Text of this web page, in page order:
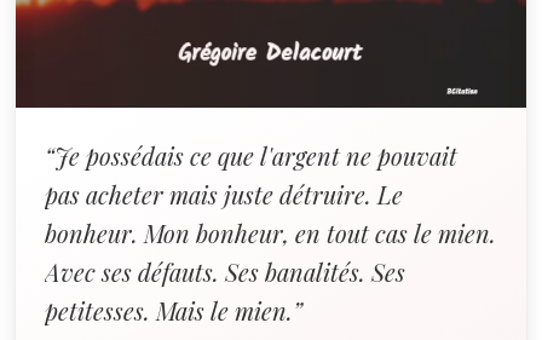
“Je possédais ce que l'argent ne pouvait
pas acheter mais juste détruire. Le
bonheur. Mon bonheur, en tout cas le mien.
Avec ses défauts. Ses banalités. Ses
petitesses. Mais le mien.”